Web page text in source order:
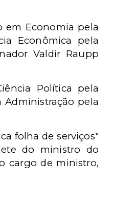
em Economia pela
Econômica pela
Valdir Raupp
Política pela
Administração pela
folha de serviços"
do ministro do
cargo de ministro,